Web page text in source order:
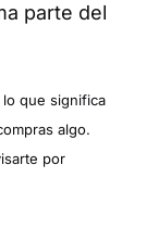
parte del
que significa
algo.
por